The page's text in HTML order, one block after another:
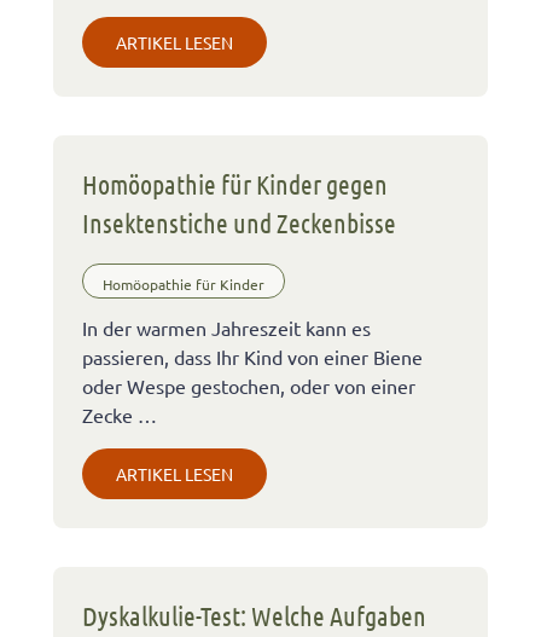
ARTIKEL LESEN
Homöopathie für Kinder gegen
Insektenstiche und Zeckenbisse
Homöopathie für Kinder
In der warmen Jahreszeit kann es
passieren, dass Ihr Kind von einer Biene
oder Wespe gestochen, oder von einer
Zecke …
ARTIKEL LESEN
Dyskalkulie-Test: Welche Aufgaben